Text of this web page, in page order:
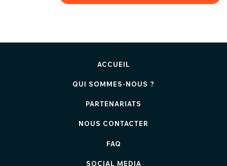
ACCUEIL
QUI SOMMES-NOUS ?
PARTENARIATS
NOUS CONTACTER
FAQ
SOCIAL MEDIA